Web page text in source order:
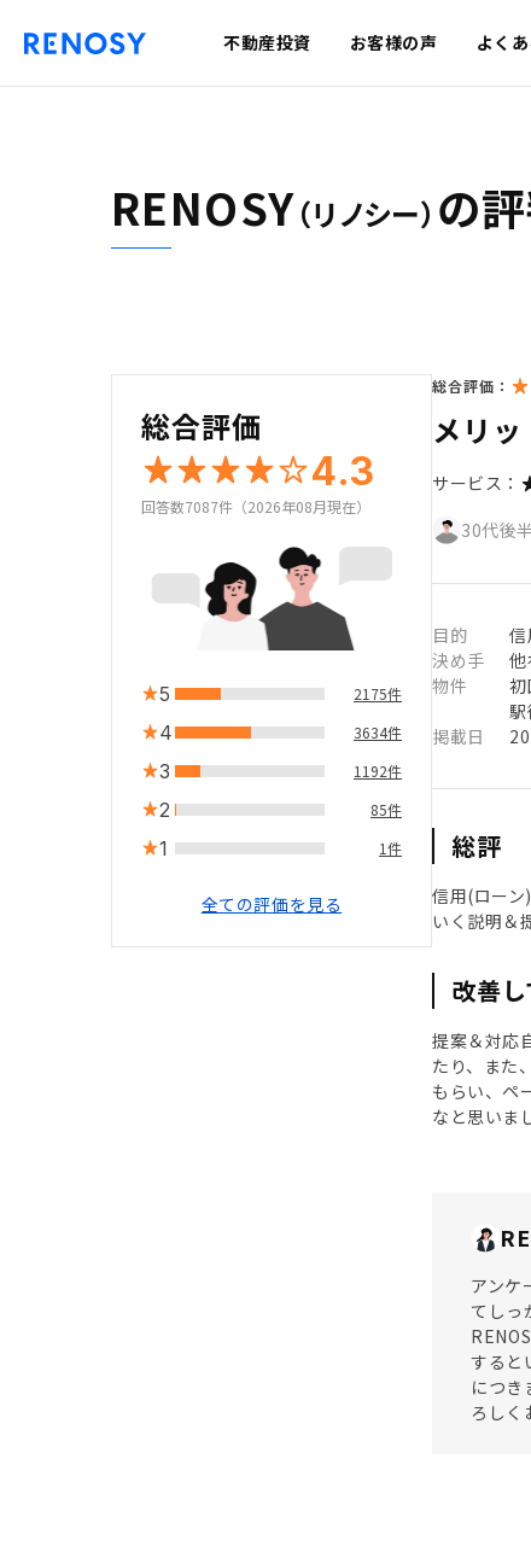
不動産投資 お客様の声 よく
RENOSY（リノシー） の
総合評価
4.3
回答数7087件（2026年08月現在）
5 2175件
4 3634件
3 1192件
2 85件
1 1件
全ての評価を見る
総合評価：
メリ
サービス：
30代後半
目的
信
決め手
他
物件
初
掲載日
総評
信用(ロー
いく説明＆
改善
提案＆対応
たり、また
もらい、ペ
なと思いま
アンケ
てしっ
すると
につき
ろしく